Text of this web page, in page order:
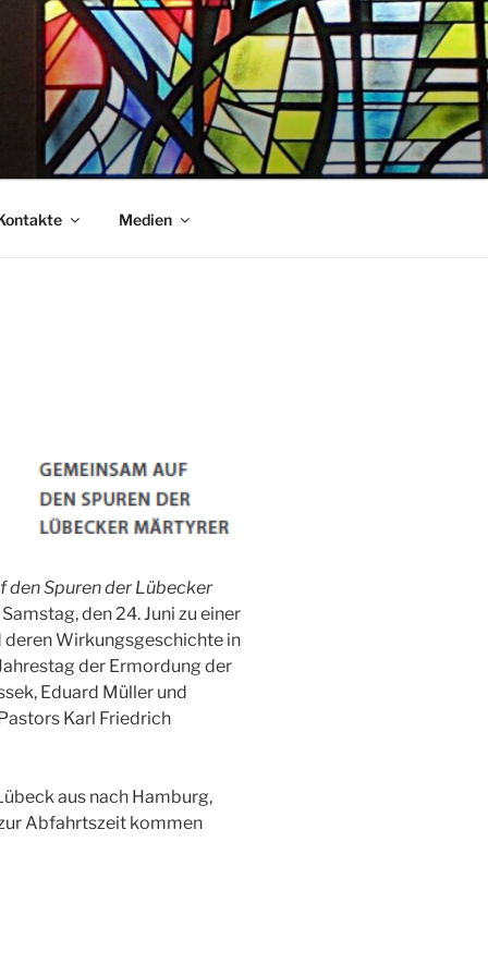
Medien
den Spuren der Lübecker
den 24. Juni zu einer
Wirkungsgeschichte in
der Ermordung der
Eduard Müller und
Karl Friedrich
aus nach Hamburg,
Abfahrtszeit kommen